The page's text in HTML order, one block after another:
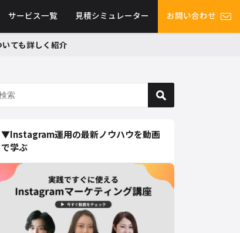
サービス一覧 見積シミュレーター お問い合わせ
ても詳しく紹介
▼Instagram運用の最新ノウハウを動画
で学ぶ